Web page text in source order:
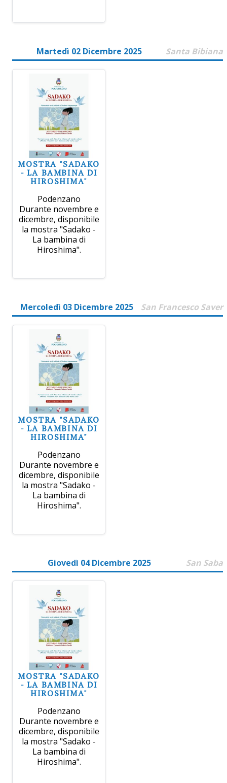
Martedì 02 Dicembre 2025 Santa Bibiana
MOSTRA "SADAKO
- LA BAMBINA DI
HIROSHIMA"
Podenzano
Durante novembre e
dicembre, disponibile
la mostra "Sadako -
La bambina di
Hiroshima".
Mercoledì 03 Dicembre 2025 San Francesco Saver
MOSTRA "SADAKO
- LA BAMBINA DI
HIROSHIMA"
Podenzano
Durante novembre e
dicembre, disponibile
la mostra "Sadako -
La bambina di
Hiroshima".
Giovedì 04 Dicembre 2025 San Saba
MOSTRA "SADAKO
- LA BAMBINA DI
HIROSHIMA"
Podenzano
Durante novembre e
dicembre, disponibile
la mostra "Sadako -
La bambina di
Hiroshima".